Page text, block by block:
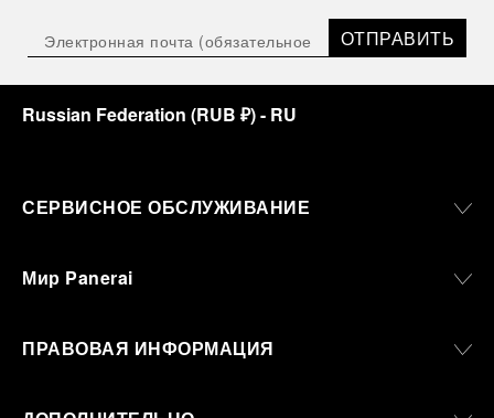
ОТПРАВИТЬ
Russian Federation (RUB ₽)- RU
СЕРВИСНОЕ ОБСЛУЖИВАНИЕ
Мир Panerai
ПРАВОВАЯ ИНФОРМАЦИЯ